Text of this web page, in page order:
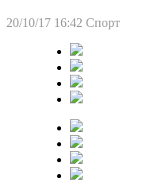
20/10/17 16:42 Спорт